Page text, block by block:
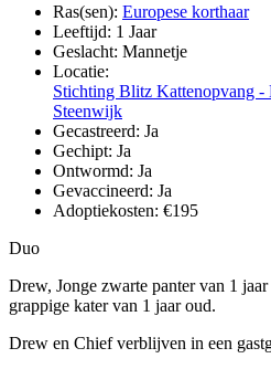
Ras(sen): Europese korthaar
Leeftijd: 1 Jaar
Geslacht: Mannetje
Locatie:
Stichting Blitz Kattenopvang -
Steenwijk
Gecastreerd: Ja
Gechipt: Ja
Ontwormd: Ja
Gevaccineerd: Ja
Adoptiekosten: €195
Duo
Drew, Jonge zwarte panter van 1
grappige kater van 1 jaar oud.
Drew en Chief verblijven in een